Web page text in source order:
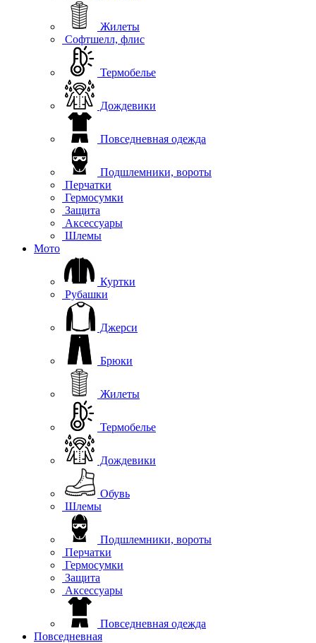
Жилеты
Софтшелл, флис
Термобелье
Дождевики
Повседневная одежда
Подшлемники, вороты
Перчатки
Гермосумки
Защита
Аксессуары
Шлемы
Мото
Куртки
Рубашки
Джерси
Брюки
Жилеты
Термобелье
Дождевики
Обувь
Шлемы
Подшлемники, вороты
Перчатки
Гермосумки
Защита
Аксессуары
Повседневная одежда
Повседневная